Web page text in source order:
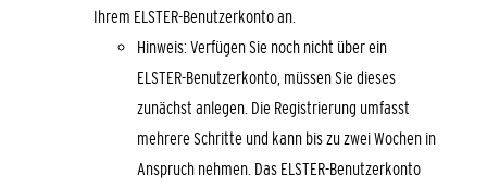
Ihrem ELSTER-Benutzerkonto an.
Hinweis: Verfügen Sie noch nicht über ein
ELSTER-Benutzerkonto, müssen Sie dieses
zunächst anlegen. Die Registrierung umfasst
mehrere Schritte und kann bis zu zwei Wochen in
Anspruch nehmen. Das ELSTER-Benutzerkonto